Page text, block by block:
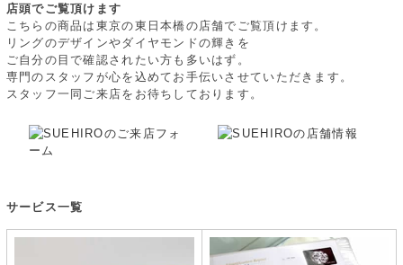
店頭でご覧頂けます
こちらの商品は東京の東日本橋の店舗でご覧頂けます。
リングのデザインやダイヤモンドの輝きを
ご自分の目で確認されたい方も多いはず。
専門のスタッフが心を込めてお手伝いさせていただきます。
スタッフ一同ご来店をお待ちしております。
サービス一覧